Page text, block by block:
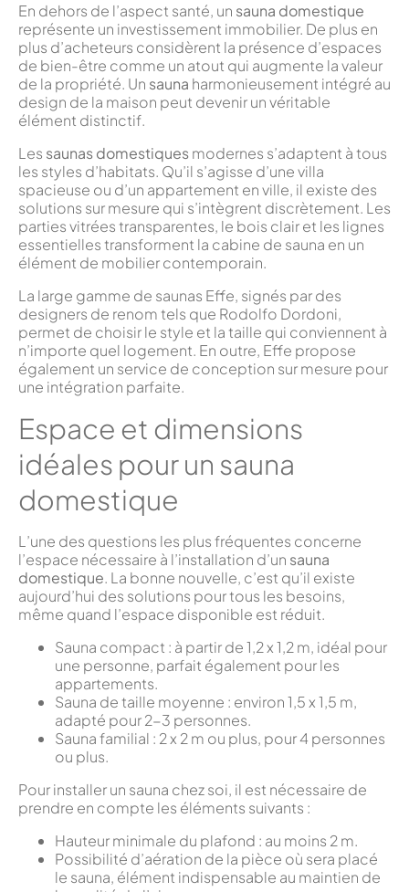
En dehors de l’aspect santé, un sauna domestique
représente un investissement immobilier. De plus en
plus d’acheteurs considèrent la présence d’espaces
de bien-être comme un atout qui augmente la valeur
de la propriété. Un sauna harmonieusement intégré au
design de la maison peut devenir un véritable
élément distinctif.
Les saunas domestiquesmodernes s’adaptent à tous
les styles d’habitats. Qu’il s’agisse d’une villa
spacieuse ou d’un appartement en ville, il existe des
solutions sur mesure qui s’intègrent discrètement. Les
parties vitrées transparentes, le bois clair et les lignes
essentielles transforment la cabine de sauna en un
élément de mobilier contemporain.
La large gamme de saunas Effe, signés par des
designers de renom tels que Rodolfo Dordoni,
permet de choisir le style et la taille qui conviennent à
n’importe quel logement. En outre, Effe propose
également un service de conception sur mesure pour
une intégration parfaite.
Espace et dimensions
idéales pour un sauna
domestique
L’une des questions les plus fréquentes concerne
l’espace nécessaire à l’installation d’un sauna
domestique. La bonne nouvelle, c’est qu’il existe
aujourd’hui des solutions pour tous les besoins,
même quand l’espace disponible est réduit.
Sauna compact : à partir de 1,2 x 1,2 m, idéal pour
une personne, parfait également pour les
appartements.
Sauna de taille moyenne : environ 1,5 x 1,5 m,
adapté pour 2-3 personnes.
Sauna familial : 2 x 2 m ou plus, pour 4 personnes
ou plus.
Pour installer un sauna chez soi, il est nécessaire de
prendre en compte les éléments suivants :
Hauteur minimale du plafond : au moins 2 m.
Possibilité d’aération de la pièce où sera placé
le sauna, élément indispensable au maintien de